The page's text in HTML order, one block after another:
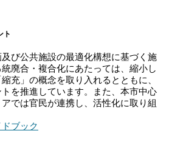
ト
び公共施設の最適化構想に基づく施
廃合・複合化にあたっては、縮小し
充」の概念を取り入れるとともに、
を推進しています。また、本市中心
では官民が連携し、活性化に取り組
ブック